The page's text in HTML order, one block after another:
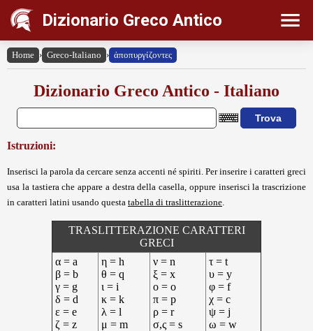
Dizionario Greco Antico
Home › Greco-Italiano › ἀποπυργίζοντες
Dizionario Greco Antico - Italiano
Istruzioni:
Inserisci la parola da cercare senza accenti né spiriti. Per inserire i caratteri greci
usa la tastiera che appare a destra della casella, oppure inserisci la trascrizione
in caratteri latini usando questa tabella di traslitterazione
TRASLITTERAZIONE CARATTERI
GRECI
α = a
β = b
γ = g
δ = d
ε = e
ζ = z
η = h
θ = q
ι = i
κ = k
λ = l
μ = m
ν = n
ξ = x
ο = o
π = p
ρ = r
σ,ς = s
τ = t
υ = y
φ = f
χ = c
ψ = j
ω = w